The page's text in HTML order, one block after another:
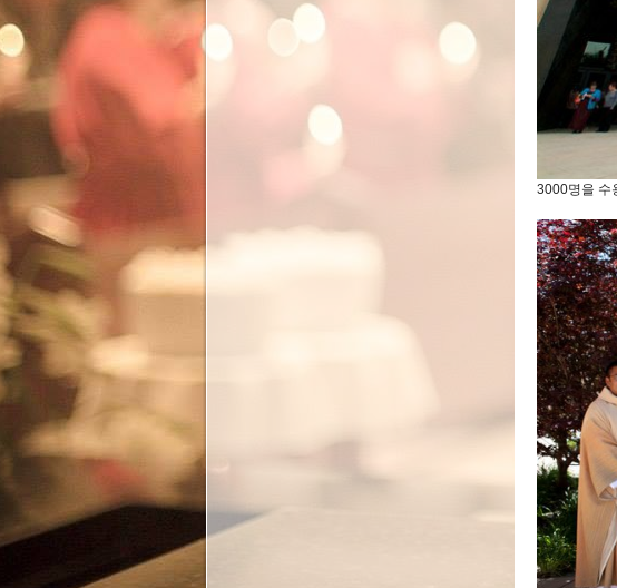
3000명을 수